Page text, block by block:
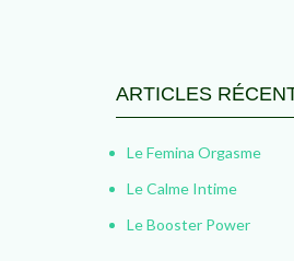
ARTICLES
Le Femina Orgasme
Le Calme Intime
Le Booster Power